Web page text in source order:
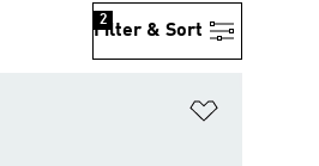
Filter & Sort
2